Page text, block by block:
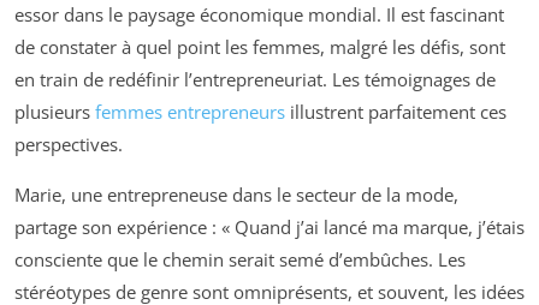
essor dans le paysage économique mondial. Il est fascinant
de constater à quel point les femmes, malgré les défis, sont
en train de redéfinir l’entrepreneuriat. Les témoignages de
plusieurs femmes entrepreneurs illustrent parfaitement ces
perspectives.
Marie, une entrepreneuse dans le secteur de la mode,
partage son expérience : « Quand j’ai lancé ma marque, j’étais
consciente que le chemin serait semé d’embûches. Les
stéréotypes de genre sont omniprésents, et souvent, les idées